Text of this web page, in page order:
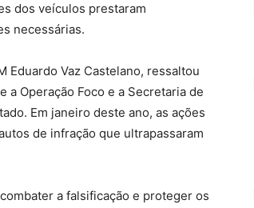
dos veículos prestaram
necessárias.
Eduardo Vaz Castelano, ressaltou
Operação Foco e a Secretaria de
Em janeiro deste ano, as ações
de infração que ultrapassaram
a falsificação e proteger os